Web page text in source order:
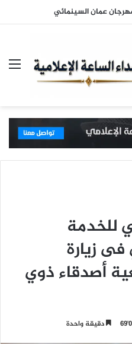
عمان السينمائي
للخدمة
فى زيارة
أصدقاء ذوي
دقيقة واحدة